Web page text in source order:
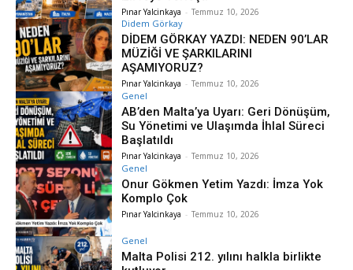
Pınar Yalcinkaya - Temmuz 10, 2026
Didem Görkay
DİDEM GÖRKAY YAZDI: NEDEN 90’LAR
MÜZİĞİ VE ŞARKILARINI
AŞAMIYORUZ?
Pınar Yalcinkaya - Temmuz 10, 2026
Genel
AB’den Malta’ya Uyarı: Geri Dönüşüm,
Su Yönetimi ve Ulaşımda İhlal Süreci
Başlatıldı
Pınar Yalcinkaya - Temmuz 10, 2026
Genel
Onur Gökmen Yetim Yazdı: İmza Yok
Komplo Çok
Pınar Yalcinkaya - Temmuz 10, 2026
Genel
Malta Polisi 212. yılını halkla birlikte